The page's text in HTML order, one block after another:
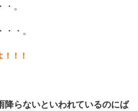
・。
・。
！！
降らないといわれているのにば